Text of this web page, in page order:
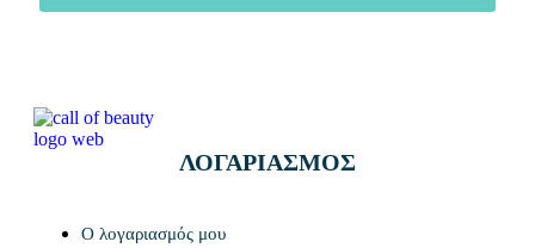
ΛΟΓΑΡΙΑΣΜΟΣ
Ο λογαριασμός μου